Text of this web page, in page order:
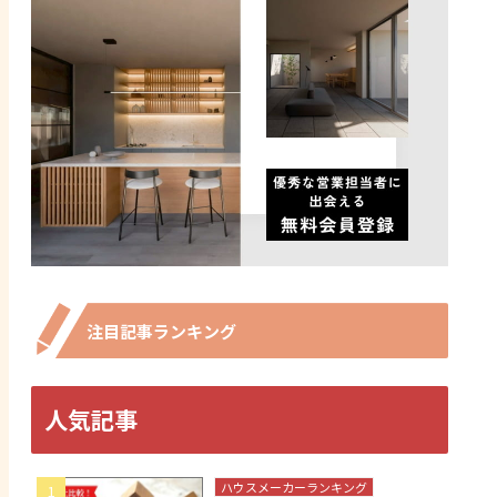
注目記事ランキング
人気記事
ハウスメーカーランキング